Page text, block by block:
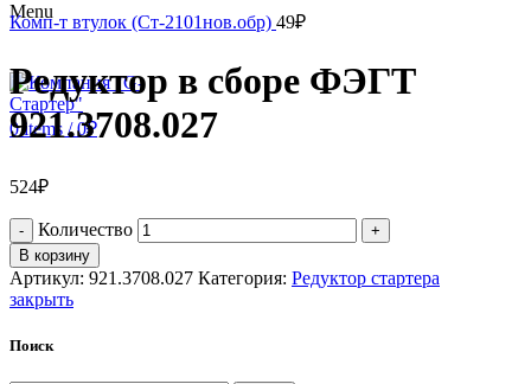
Menu
0items / 0₽
Комп-т втулок (Ст-2101нов.обр) 49₽
Редуктор в сборе ФЭГТ
921.3708.027
524₽
Количество
В корзину
Артикул: 921.3708.027 Категория: Редуктор стартера
закрыть
Поиск